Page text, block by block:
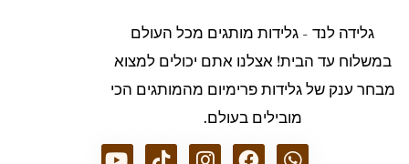
גלידה לנד - גלידות מותגים מכל העולם
במשלוח עד הבית! אצלנו אתם יכולים למצוא
מבחר ענק של גלידות פרימיום מהמותגים הכי
מובילים בעולם.